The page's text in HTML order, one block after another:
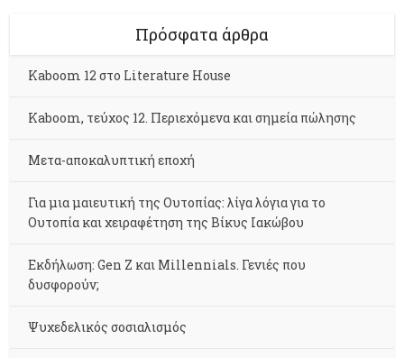
Πρόσφατα άρθρα
Kaboom 12 στο Literature House
Kaboom, τεύχος 12. Περιεχόμενα και σημεία πώλησης
Μετα-αποκαλυπτική εποχή
Για μια μαιευτική της Ουτοπίας: λίγα λόγια για το
Ουτοπία και χειραφέτηση της Βίκυς Ιακώβου
Εκδήλωση: Gen Z και Millennials. Γενιές που
δυσφορούν;
Ψυχεδελικός σοσιαλισμός